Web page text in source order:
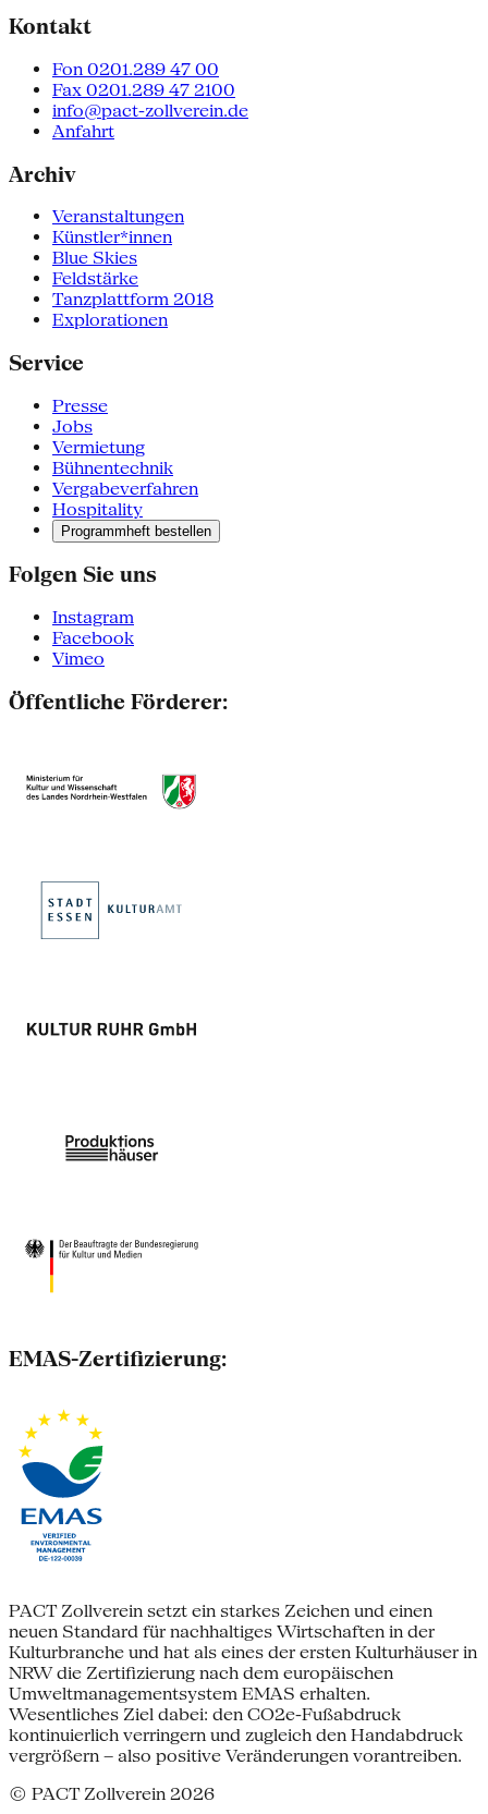
Kontakt
Fon 0201.289 47 00
Fax 0201.289 47 2100
info@pact-zollverein.de
Anfahrt
Archiv
Veranstaltungen
Künstler*innen
Blue Skies
Feldstärke
Tanzplattform 2018
Explorationen
Service
Presse
Jobs
Vermietung
Bühnentechnik
Vergabeverfahren
Hospitality
Programmheft bestellen
Folgen Sie uns
Instagram
Facebook
Vimeo
Öffentliche Förderer:
EMAS-Zertifizierung:
PACT Zollverein setzt ein starkes Zeichen und einen
neuen Standard für nachhaltiges Wirtschaften in der
Kulturbranche und hat als eines der ersten Kulturhäuser in
NRW die Zertifizierung nach dem europäischen
Umweltmanagementsystem EMAS erhalten.
Wesentliches Ziel dabei: den CO2e-Fußabdruck
kontinuierlich verringern und zugleich den Handabdruck
vergrößern – also positive Veränderungen vorantreiben.
© PACT Zollverein 2026